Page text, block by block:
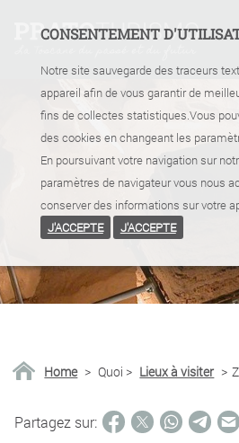
CONSENTEMENT
Notre site sauvegarde des traceurs
appareil afin de vous garantir de
fins de collectes statistiques.Vous
des cookies en changeant les
En poursuivant votre navigation sur
paramètres de navigateur vous nous
conserver des informations sur votre
J'ACCEPTE
J'ACCEPTE
Home > Quoi > Lieux à visiter >
Partagez sur: